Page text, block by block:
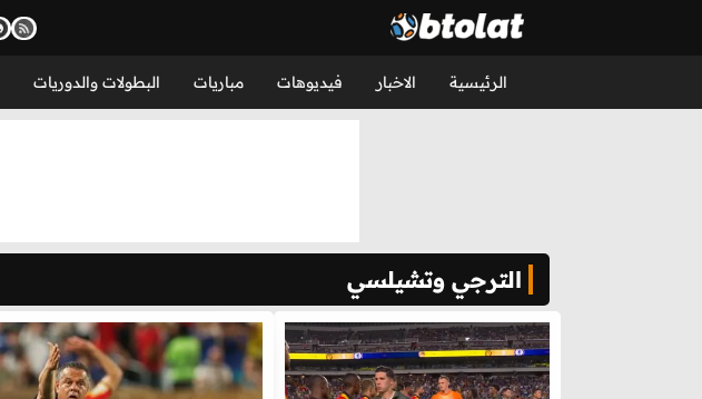
الرئيسية الاخبار فيديوهات مباريات البطولات والدوريات
الترجي وتشيلسي